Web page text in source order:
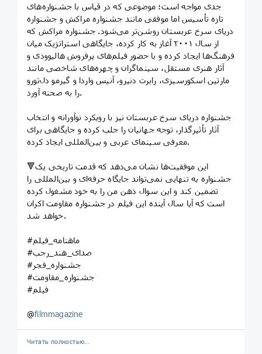
جدی مواجه است؛ موضوعی که در قیاس با جشنواره‌های
تازه‌ تأسیس اما موفقی مانند جشنواره مراکش و جشنواره
دریای سرخ عربستان روشن‌تر می‌شود. جشنواره مراکش که
از سال ۲۰۰۱ آغاز به کار کرده، جایگاهی استراتژیک میان
فرهنگ‌ها ایجاد کرده و با حضور فیلم‌های پرفروش هالیوودی و
آثار هنری مستقل، سینماگران و چهره‌های شاخصی مانند
مارتین اسکورسیزی، رابرت دنیرو، آنیس واردا و گیرمو دل‌تورو
را به صحنه آورد.
جشنواره دریای سرخ عربستان نیز با رویکرد نوآورانه و انتخاب
آثار تأثیرگذار، توجه جهانیان را جلب کرده و جایگاهی برای
معرفی سینمای عربی و بین‌المللی ایجاد کرده.
🔻این موفقیت‌ها نشان می‌دهد که قدمت تاریخی یک
جشنواره به تنهایی نمی‌تواند جایگاه حرفه‌ای و بین‌المللی را
تضمین کند و این سوال ذهن من را به خود مشغول کرده
است که آیا سال آینده این فیلم در جشنواره مقاومت اکران
خواهد شد.
#ماهنامه_فیلم
#صدای_هند_رجب
#جشنواره_فجر
#جشنواره_مقاومت
#فیلم
@filmmagazine
Читать полностью…